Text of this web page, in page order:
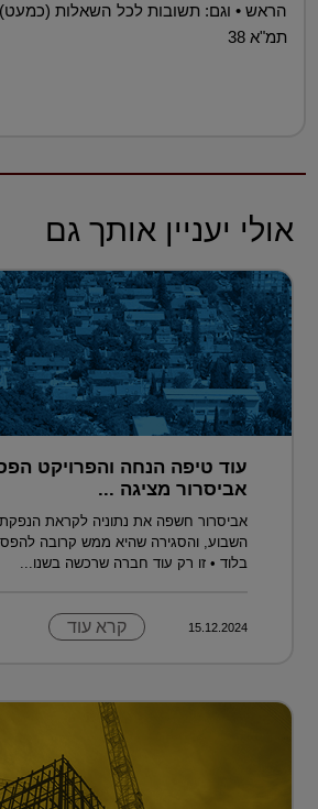
הראש • וגם: תשובות לכל השאלות
תמ"א 38
אולי יעניין אותך גם
עוד טיפה הנחה והפרויקט
אביסרור מציגה ...
אביסרור חשפה את נתוניה לקראת
השבוע, והסגירה שהיא ממש קרובה
בלוד • זו רק עוד חברה שרכשה בשנו...
15.12.2024 קרא עוד